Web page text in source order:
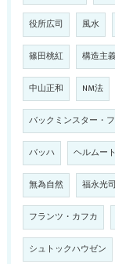
役所広司 風水
篠田桃紅 構造主
中山正和 NM法
バックミンスター・
バッハ ヘルムー
無為自然 福永光司
フランツ・カフカ
シュトックハウゼン